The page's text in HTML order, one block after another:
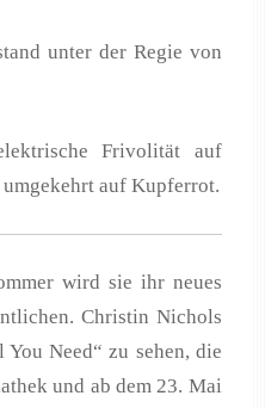
unter der Regie von
Frivolität auf
auf Kupferrot.
wird sie ihr neues
Christin Nichols
Need“ zu sehen, die
und ab dem 23. Mai